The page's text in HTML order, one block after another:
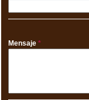
Mensaje *